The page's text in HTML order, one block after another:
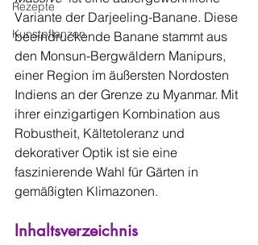
Rezepte
Kunstpflanzen
Variante der Darjeeling-Banane. Diese
beeindruckende Banane stammt aus
den Monsun-Bergwäldern Manipurs,
einer Region im äußersten Nordosten
Indiens an der Grenze zu Myanmar. Mit
ihrer einzigartigen Kombination aus
Robustheit, Kältetoleranz und
dekorativer Optik ist sie eine
faszinierende Wahl für Gärten in
gemäßigten Klimazonen.
Inhaltsverzeichnis